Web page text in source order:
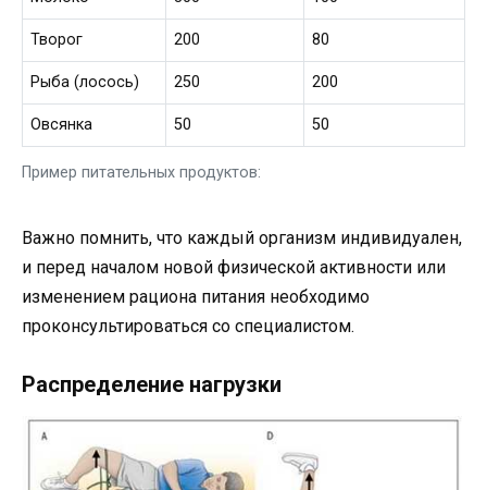
Пример питательных продуктов:
Творог 200 80
Рыба (лосось) 250 200
Овсянка 50 50
Важно помнить, что каждый организм индивидуален,
и перед началом новой физической активности или
изменением рациона питания необходимо
проконсультироваться со специалистом.
Распределение нагрузки